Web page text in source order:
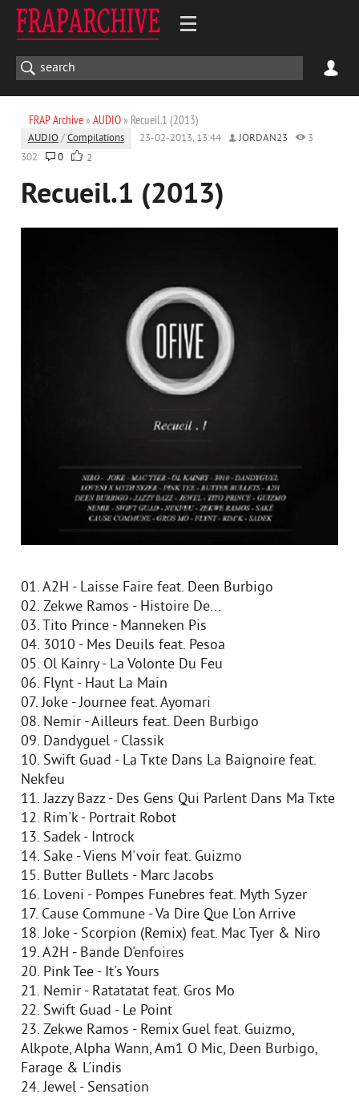
FRAP Archive» AUDIO» Recueil.1 (2013)
AUDIO /Compilations 23-02-2013, 13:44 JORDAN23
3
302
0 2
Recueil.1 (2013)
01. A2H - Laisse Faire feat. Deen Burbigo
02. Zekwe Ramos - Histoire De...
03. Tito Prince - Manneken Pis
04. 3010 - Mes Deuils feat. Pesoa
05. Ol Kainry - La Volonte Du Feu
06. Flynt - Haut La Main
07. Joke - Journee feat. Ayomari
08. Nemir - Ailleurs feat. Deen Burbigo
09. Dandyguel - Classik
10. Swift Guad - La Tкte Dans La Baignoire feat.
Nekfeu
11. Jazzy Bazz - Des Gens Qui Parlent Dans Ma Tкte
12. Rim'k - Portrait Robot
13. Sadek - Introck
14. Sake - Viens M'voir feat. Guizmo
15. Butter Bullets - Marc Jacobs
16. Loveni - Pompes Funebres feat. Myth Syzer
17. Cause Commune - Va Dire Que L'on Arrive
18. Joke - Scorpion (Remix) feat. Mac Tyer & Niro
19. A2H - Bande D'enfoires
20. Pink Tee - It's Yours
21. Nemir - Ratatatat feat. Gros Mo
22. Swift Guad - Le Point
23. Zekwe Ramos - Remix Guel feat. Guizmo,
Alkpote, Alpha Wann, Am1 O Mic, Deen Burbigo,
Farage & L'indis
24. Jewel - Sensation